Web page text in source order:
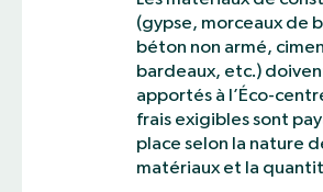
(gypse, morceaux de
béton non armé,
bardeaux, etc.)
apportés à l’Éco-
frais exigibles sont
place selon la nature
matériaux et la